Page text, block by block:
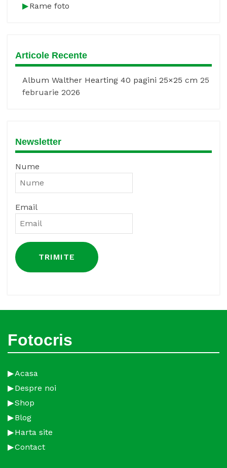
Rame foto
Articole Recente
Album Walther Hearting 40 pagini 25×25 cm 25
februarie 2026
Newsletter
Nume
Email
Fotocris
Acasa
Despre noi
Shop
Blog
Harta site
Contact